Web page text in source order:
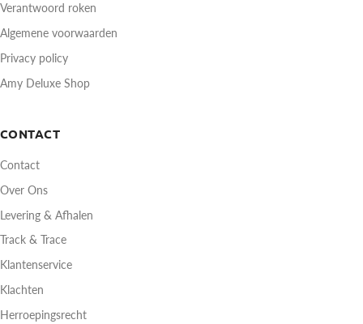
Verantwoord roken
Algemene voorwaarden
Privacy policy
Amy Deluxe Shop
CONTACT
Contact
Over Ons
Levering & Afhalen
Track & Trace
Klantenservice
Klachten
Herroepingsrecht